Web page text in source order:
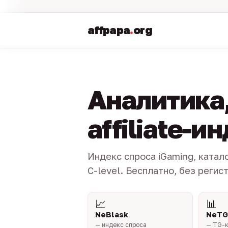
affpapa.org
affiliate-
Индекс спроса iGaming,
C-level. Бесплатно, без
📈
NeBlask
— индекс спроса
📊
— TG-